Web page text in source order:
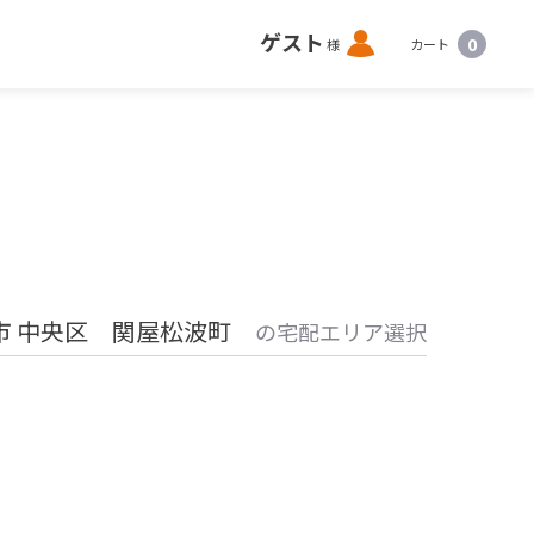
ゲスト 様 ロ
グ
カート 0
中央区 関屋松波町 の宅配エリア選択